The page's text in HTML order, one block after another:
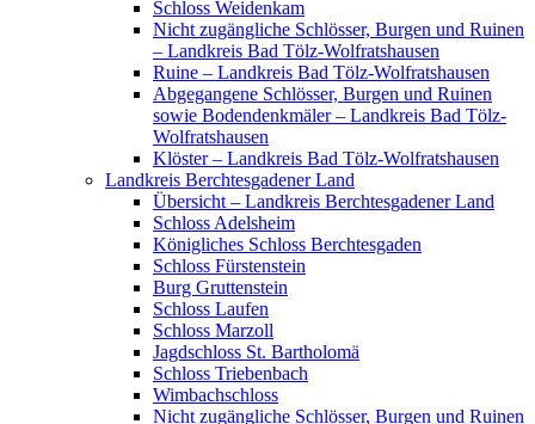
Schloss Weidenkam
Nicht zugängliche Schlösser, Burgen und Ruinen
– Landkreis Bad Tölz-Wolfratshausen
Ruine – Landkreis Bad Tölz-Wolfratshausen
Abgegangene Schlösser, Burgen und Ruinen
sowie Bodendenkmäler – Landkreis Bad Tölz-
Wolfratshausen
Klöster – Landkreis Bad Tölz-Wolfratshausen
Landkreis Berchtesgadener Land
Übersicht – Landkreis Berchtesgadener Land
Schloss Adelsheim
Königliches Schloss Berchtesgaden
Schloss Fürstenstein
Burg Gruttenstein
Schloss Laufen
Schloss Marzoll
Jagdschloss St. Bartholomä
Schloss Triebenbach
Wimbachschloss
Nicht zugängliche Schlösser, Burgen und Ruinen